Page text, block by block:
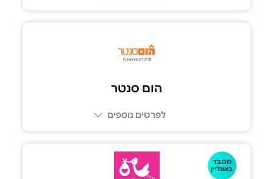
הום סנטר
לפרטים נוספים
מכובד
באונליין